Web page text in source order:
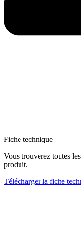
Fiche technique
Vous trouverez toutes
produit.
Télécharger la fiche